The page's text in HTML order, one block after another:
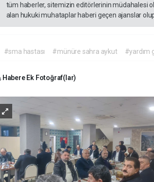
tüm haberler, sitemizin editörlerinin müdahalesi
alan hukuki muhataplar haberi geçen ajanslar
#sma hastası #münüre sahra aykut #yardım
Habere Ek Fotoğraf(lar)